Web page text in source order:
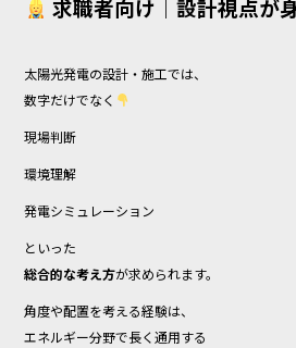
求職者向け｜設計視点が
太陽光発電の設計・施工では、
数字だけでなく
現場判断
環境理解
発電シミュレーション
といった
総合的な考え方が求められます。
角度や配置を考える経験は、
エネルギー分野で長く通用する